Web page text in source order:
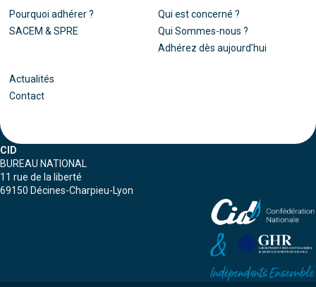
Pourquoi adhérer ?
SACEM & SPRE
Qui est concerné ?
Qui Sommes-nous ?
Adhérez dès aujourd’hui
Actualités
Contact
CID
BUREAU NATIONAL
11 rue de la liberté
69150 Décines-Charpieu-Lyon